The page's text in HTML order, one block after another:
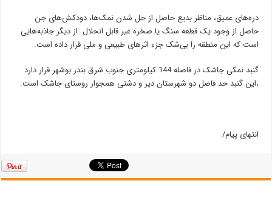
دره‏‌های عمیق، مناظر بدیع حاصل از حل شدن نمک‏‌ها، دودکش‌های جن
حاصل از وجود یک قطعه سنگ یا صخره غیر قابل انحلال از دیگر جاذبه‏‌هایی
است که این منطقه را بی‏‌شک جزء اثرهای طبیعی و ملی قرار داده است.
گنبد نمکی جاشک در فاصله 144 کیلومتری جنوب شرق بندر بوشهر قرار دارد
،این گنبد حد فاصل دو شهرستان دیر و دشتی همجوار روستای جاشک است.
انتهای پیام/